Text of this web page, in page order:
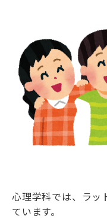
心理学科では、ラッ
ています。